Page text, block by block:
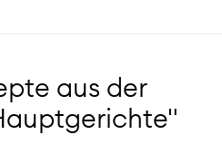
aus der